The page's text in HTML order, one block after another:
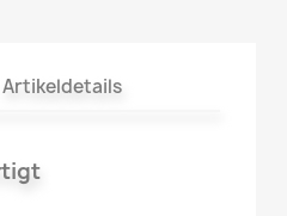
Artikeldetails